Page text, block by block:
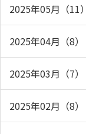
2025年05月（11）
2025年04月（8）
2025年03月（7）
2025年02月（8）